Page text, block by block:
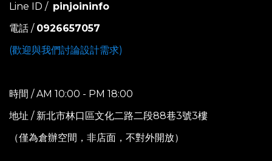
Line ID / pinjoininfo
電話 / 0926657057
(歡迎與我們討論設計需求)
時間 / AM 10:00 - PM 18:00
地址 / 新北市林口區文化二路二段88巷3號3樓
（僅為倉辦空間，非店面，不對外開放）